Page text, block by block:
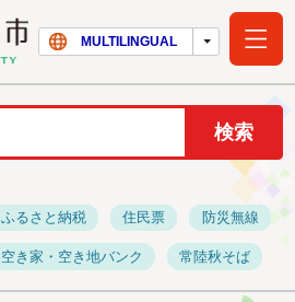
常陸太田市ホー
MULTILINGUAL
ふるさと納税 住民票 防災無線
空き家・空き地バンク 常陸秋そば